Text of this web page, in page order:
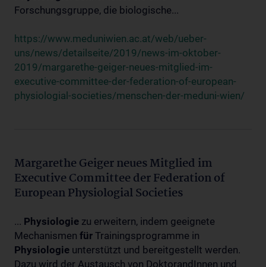
Forschungsgruppe, die biologische...
https://www.meduniwien.ac.at/web/ueber-
uns/news/detailseite/2019/news-im-oktober-
2019/margarethe-geiger-neues-mitglied-im-
executive-committee-der-federation-of-european-
physiologial-societies/menschen-der-meduni-wien/
Margarethe Geiger neues Mitglied im
Executive Committee der Federation of
European Physiologial Societies
... Physiologie zu erweitern, indem geeignete
Mechanismen für Trainingsprogramme in
Physiologie unterstützt und bereitgestellt werden.
Dazu wird der Austausch von DoktorandInnen und